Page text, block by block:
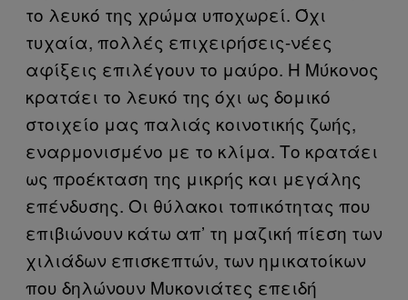
το λευκό της χρώμα υποχωρεί. Όχι
τυχαία, πολλές επιχειρήσεις-νέες
αφίξεις επιλέγουν το μαύρο. Η Μύκονος
κρατάει το λευκό της όχι ως δομικό
στοιχείο μας παλιάς κοινοτικής ζωής,
εναρμονισμένο με το κλίμα. Το κρατάει
ως προέκταση της μικρής και μεγάλης
επένδυσης. Οι θύλακοι τοπικότητας που
επιβιώνουν κάτω απ’ τη μαζική πίεση των
χιλιάδων επισκεπτών, των ημικατοίκων
που δηλώνουν Μυκονιάτες επειδή